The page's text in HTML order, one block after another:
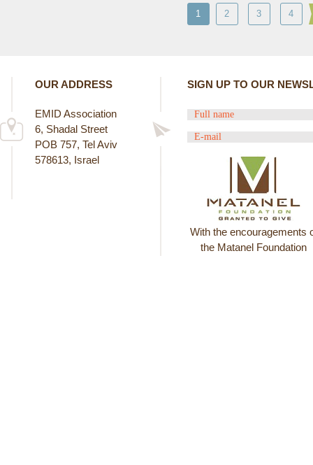
1 2 3 4
OUR ADDRESS
EMID Association
6, Shadal Street
POB 757, Tel Aviv
578613, Israel
SIGN UP TO OUR
With the encouragements
the Matanel Foundation